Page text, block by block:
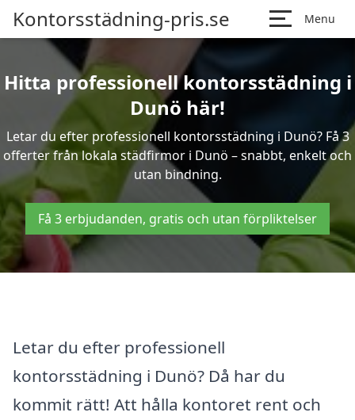
Kontorsstädning-pris.se Menu
Hitta professionell kontorsstädning i
Dunö här!
Letar du efter professionell kontorsstädning i Dunö? Få 3
offerter från lokala städfirmor i Dunö – snabbt, enkelt och
utan bindning.
Få 3 erbjudanden, gratis och utan förpliktelser
Letar du efter professionell
kontorsstädning i Dunö? Då har du
kommit rätt! Att hålla kontoret rent och